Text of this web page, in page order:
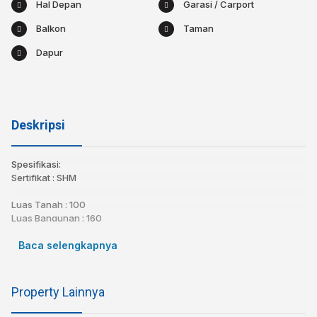
Hal Depan Garasi / Carport
Balkon Taman
Dapur
Deskripsi
Spesifikasi:⁣
Sertifikat : SHM⁣
Luas Tanah : 100⁣
Luas Bangunan : 160⁣
Kamar Mandi : 3⁣
Carport : Ya⁣
Dapur⁣
Ruang makan⁣
Baca selengkapnya
Property Lainnya